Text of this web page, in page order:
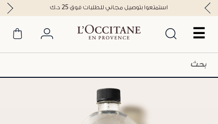
☰
استمتعوا بتوصيل مجاني للطلبات فوق 25 د.ك